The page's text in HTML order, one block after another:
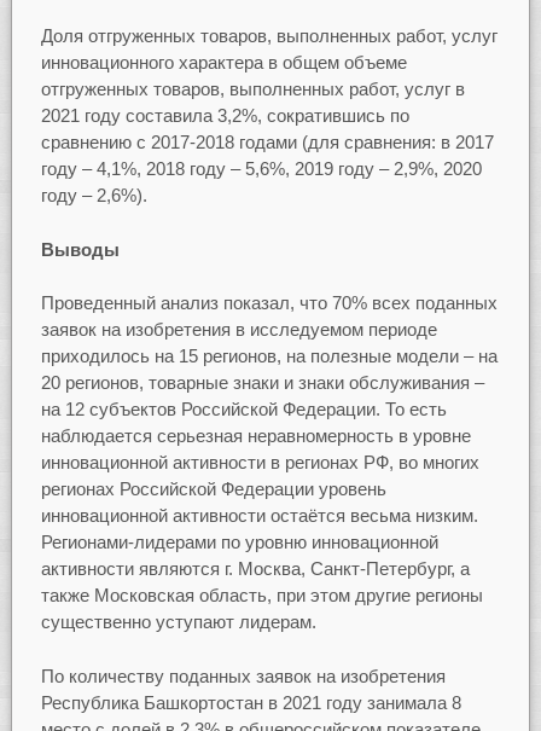
Доля отгруженных товаров, выполненных работ, услуг
инновационного характера в общем объеме
отгруженных товаров, выполненных работ, услуг в
2021 году составила 3,2%, сократившись по
сравнению с 2017-2018 годами (для сравнения: в 2017
году – 4,1%, 2018 году – 5,6%, 2019 году – 2,9%, 2020
году – 2,6%).
Выводы
Проведенный анализ показал, что 70% всех поданных
заявок на изобретения в исследуемом периоде
приходилось на 15 регионов, на полезные модели – на
20 регионов, товарные знаки и знаки обслуживания –
на 12 субъектов Российской Федерации. То есть
наблюдается серьезная неравномерность в уровне
инновационной активности в регионах РФ, во многих
регионах Российской Федерации уровень
инновационной активности остаётся весьма низким.
Регионами-лидерами по уровню инновационной
активности являются г. Москва, Санкт-Петербург, а
также Московская область, при этом другие регионы
существенно уступают лидерам.
По количеству поданных заявок на изобретения
Республика Башкортостан в 2021 году занимала 8